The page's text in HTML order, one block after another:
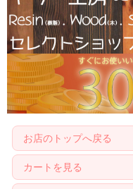
お店のトップへ戻る
カートを見る